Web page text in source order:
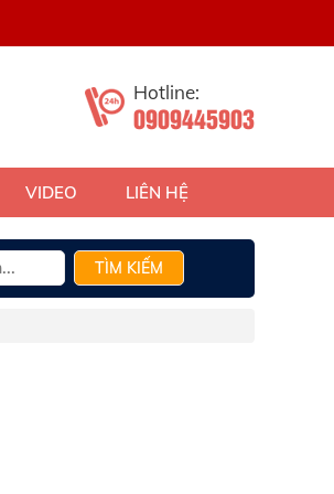
Hotline:
0909445903
VIDEO LIÊN HỆ
TÌM KIẾM